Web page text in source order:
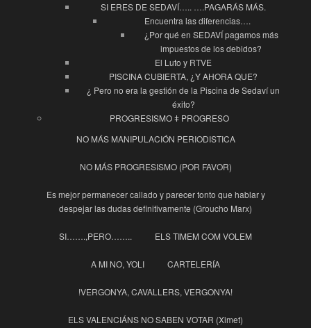
SI ERES DE SEDAVÍ….. ….PAGARÁS MÁS.
Encuentra las diferencias….
¿Por qué en SEDAVÍ pagamos más
impuestos de los debidos?
El Luto y RTVE
PISCINA CUBIERTA, ¿Y AHORA QUE?
¿ Pero no era la gestión de la Piscina de Sedaví un
éxito?
PROGRESISMO ǂ PROGRESO
NO MÁS MANIPULACIÓN PERIODISTICA
NO MÁS PROGRESISMO (POR FAVOR)
Es mejor permanecer callado y parecer tonto que hablar y
despejar las dudas definitivamente (Groucho Marx)
SI…….,PERO…….. ELS TIMEM COM VOLEM
A MI NO, YOLI CARTELERÍA
!VERGONYA, CAVALLERS, VERGONYA!
ELS VALENCIÁNS NO SABEN VOTAR (Ximet)